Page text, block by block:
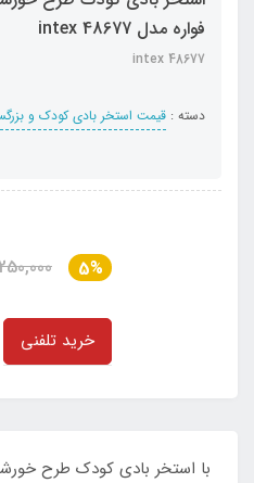
فواره مدل 48677 intex
48677 intex
دسته : قیمت استخر بادی کودک و
5%
خرید تلفنی